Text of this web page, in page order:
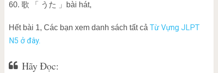
60. 歌 「 うた 」bài hát,
Hết bài 1, Các bạn xem danh sách tất cả Từ Vựng JLPT
N5 ở đây.
Hãy Đọc: